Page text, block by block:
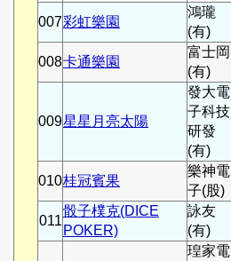
007彩虹樂園
鴻瓏
(有)
008卡通樂園
富士岡
(有)
009星星月亮太陽
發大電
子科技
研發
(有)
010桂冠賓果
樂神電
子(股)
011
骰子樸克(DICE
POKER)
詠友
(有)
瑝家電